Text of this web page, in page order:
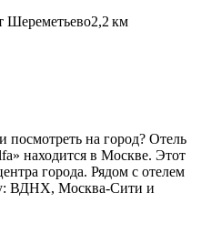
Шереметьево2,2 км
на город? Отель
находится в Москве. Этот
города. Рядом с отелем
ВДНХ, Москва-Сити и